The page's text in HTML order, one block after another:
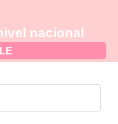
nacional